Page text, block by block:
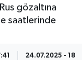
gözaltına
saatlerinde
24.07.2025 -